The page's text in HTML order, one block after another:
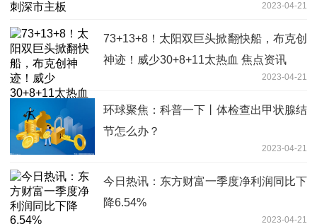
2023-04-21
73+13+8！太阳双巨头掀翻快船，布克创
神迹！威少30+8+11太热血 焦点资讯
2023-04-21
环球聚焦：科普一下丨体检查出甲状腺结
节怎么办？
2023-04-21
今日热讯：东方财富一季度净利润同比下
降6.54%
2023-04-21